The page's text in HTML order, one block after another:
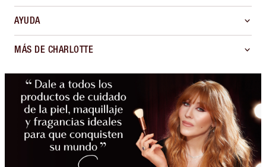
AYUDA
MÁS DE CHARLOTTE